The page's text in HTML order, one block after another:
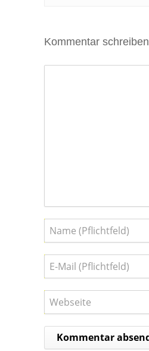
Kommentar schreiben